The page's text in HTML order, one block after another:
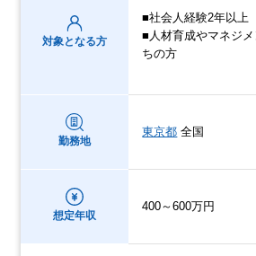
対象となる方
■社会人経験2年以上
■人材育成やマネジ
ちの方
勤務地
東京都 全国
想定年収
400～600万円